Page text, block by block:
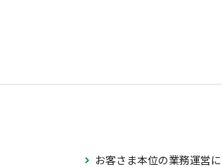
お客さま本位の業務運営